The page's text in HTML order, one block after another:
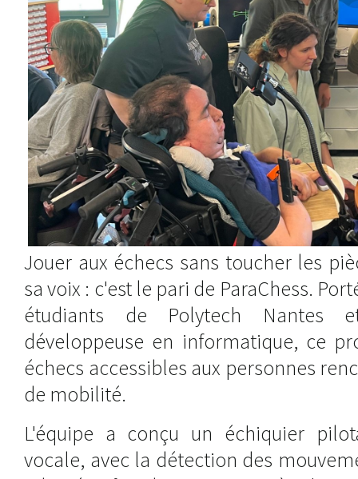
Jouer aux échecs sans toucher les
sa voix : c'est le pari de ParaChess.
étudiants de Polytech Nantes
développeuse en informatique, ce
échecs accessibles aux personnes
de mobilité.
L'équipe a conçu un échiquier
vocale, avec la détection des